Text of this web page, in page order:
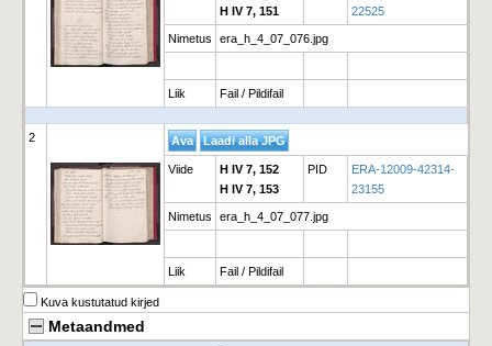
H IV 7, 151
22525
Nimetus era_h_4_07_076.jpg
Liik Fail / Pildifail
2
Viide
H IV 7, 152
H IV 7, 153
PID
ERA-12009-42314-
23155
Nimetus era_h_4_07_077.jpg
Liik Fail / Pildifail
Kuva kustutatud kirjed
Metaandmed